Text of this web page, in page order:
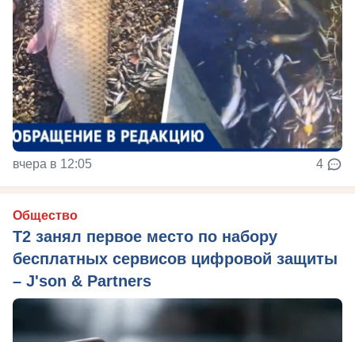
вчера в 12:05 4
Общество
Т2 занял первое место по набору
бесплатных сервисов цифровой защиты
– J'son & Partners